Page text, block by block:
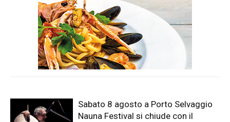
Sabato 8 agosto a Porto Selvaggio
Nauna Festival si chiude con il